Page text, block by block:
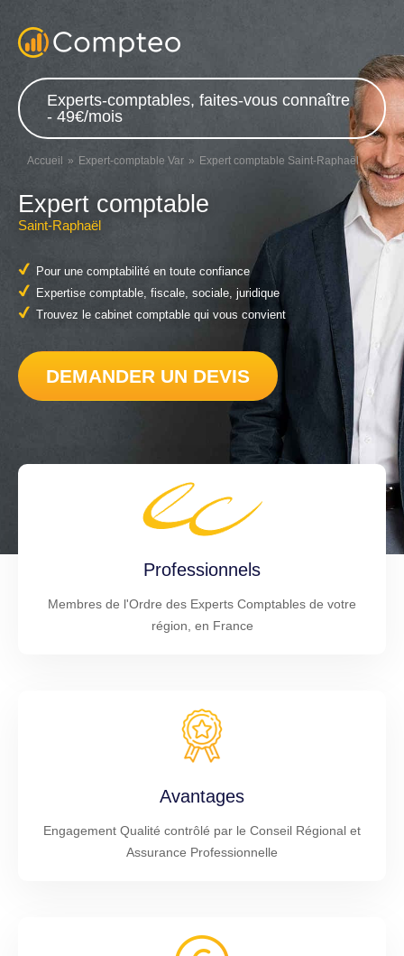
Experts-comptables, faites-vous connaître
- 49€/mois
Accueil Expert-comptable Var Expert comptable Saint-Raphaël
Expert comptable
Saint-Raphaël
Pour une comptabilité en toute confiance
Expertise comptable, fiscale, sociale, juridique
Trouvez le cabinet comptable qui vous convient
DEMANDER UN DEVIS
Professionnels
Membres de l'Ordre des Experts Comptables de votre
région, en France
Avantages
Engagement Qualité contrôlé par le Conseil Régional et
Assurance Professionnelle